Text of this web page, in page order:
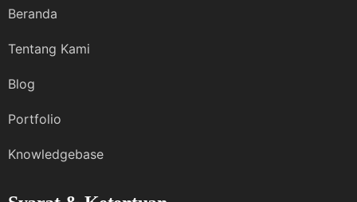
Beranda
Tentang Kami
Blog
Portfolio
Knowledgebase